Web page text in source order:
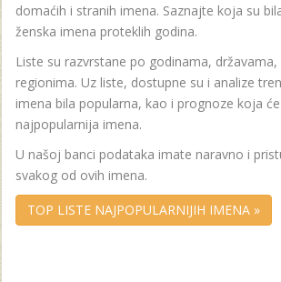
domaćih i stranih imena. Saznajte koja su
ženska imena proteklih godina.
Liste su razvrstane po godinama,
regionima. Uz liste, dostupne su i analize
imena bila popularna, kao i prognoze koja
najpopularnija imena.
U našoj banci podataka imate naravno i
svakog od ovih imena.
TOP LISTE NAJPOPULARNIJIH IMENA »